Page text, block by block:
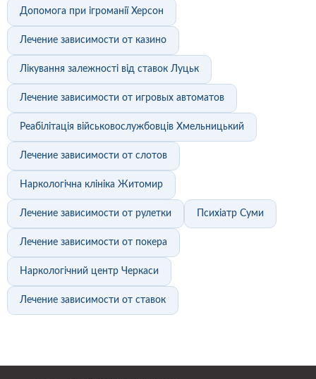
Допомога при ігроманії Херсон
Лечение зависимости от казино
Лікування залежності від ставок Луцьк
Лечение зависимости от игровых автоматов
Реабілітація військовослужбовців Хмельницький
Лечение зависимости от слотов
Наркологічна клініка Житомир
Лечение зависимости от рулетки Психіатр Суми
Лечение зависимости от покера
Наркологічний центр Черкаси
Лечение зависимости от ставок